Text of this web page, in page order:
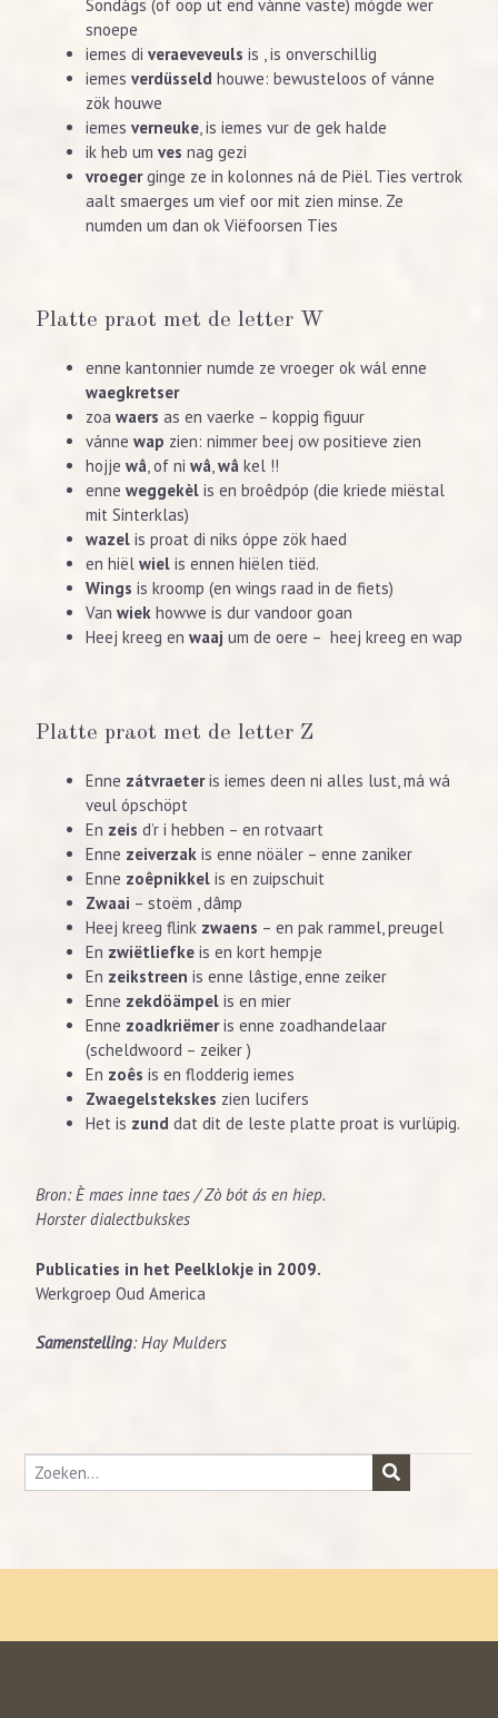
Sondágs (of oop ut end vánne vaste) mógde wer
snoepe
iemes di veraeveveuls is , is onverschillig
iemes verdüsseld houwe: bewusteloos of vánne
zök houwe
iemes verneuke, is iemes vur de gek halde
ik heb um ves nag gezi
vroegerginge ze in kolonnes ná de Piël. Ties vertrok
aalt smaerges um vief oor mit zien minse. Ze
numden um dan ok Viëfoorsen Ties
Platte praot met de letter W
enne kantonnier numde ze vroeger ok wál enne
waegkretser
zoa waers as en vaerke – koppig figuur
vánne wap zien: nimmer beej ow positieve zien
hojje wâ, of ni wâ,wâ kel !!
enne weggekèl is en broêdpóp (die kriede miëstal
mit Sinterklas)
wazel is proat di niks óppe zök haed
en hiël wiel is ennen hiëlen tiëd.
Wings is kroomp (en wings raad in de fiets)
Van wiek howwe is dur vandoor goan
Heej kreeg en waaj um de oere – heej kreeg en wap
Platte praot met de letter Z
Enne zátvraeteris iemes deen ni alles lust, má wá
veul ópschöpt
En zeis d’r i hebben – en rotvaart
Enne zeiverzak is enne nöäler – enne zaniker
Enne zoêpnikkel is en zuipschuit
Zwaai – stoëm , dâmp
Heej kreeg flink zwaens – en pak rammel, preugel
En zwiëtliefke is en kort hempje
En zeikstreen is enne lâstige, enne zeiker
Enne zekdöämpel is en mier
Enne zoadkriëmeris enne zoadhandelaar
(scheldwoord – zeiker )
En zoês is en flodderig iemes
Zwaegelstekskes zien lucifers
Het is zund dat dit de leste platte proat is vurlüpig.
Bron: È maes inne taes / Zò bót ás en hiep.
Horster dialectbukskes
Publicaties in het Peelklokje in 2009.
Werkgroep Oud America
Samenstelling: Hay Mulders